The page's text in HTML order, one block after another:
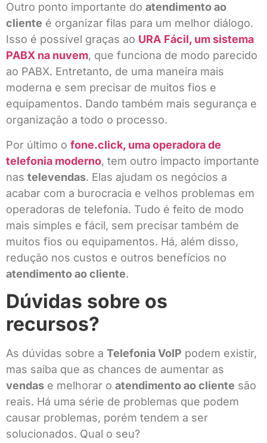
Outro ponto importante do atendimento ao
cliente é organizar filas para um melhor diálogo.
Isso é possível graças ao URA Fácil, um sistema
PABX na nuvem, que funciona de modo parecido
ao PABX. Entretanto, de uma maneira mais
moderna e sem precisar de muitos fios e
equipamentos. Dando também mais segurança e
organização a todo o processo.
Por último o fone.click, uma operadora de
telefonia moderno, tem outro impacto importante
nas televendas. Elas ajudam os negócios a
acabar com a burocracia e velhos problemas em
operadoras de telefonia. Tudo é feito de modo
mais simples e fácil, sem precisar também de
muitos fios ou equipamentos. Há, além disso,
redução nos custos e outros benefícios no
atendimento ao cliente.
Dúvidas sobre os
recursos?
As dúvidas sobre a Telefonia VoIP podem existir,
mas saiba que as chances de aumentar as
vendas e melhorar o atendimento ao cliente são
reais. Há uma série de problemas que podem
causar problemas, porém tendem a ser
solucionados. Qual o seu?